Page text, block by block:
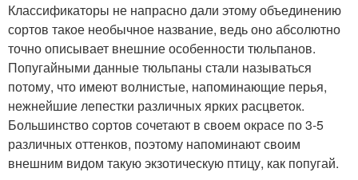
Классификаторы не напрасно дали этому объединению
сортов такое необычное название, ведь оно абсолютно
точно описывает внешние особенности тюльпанов.
Попугайными данные тюльпаны стали называться
потому, что имеют волнистые, напоминающие перья,
нежнейшие лепестки различных ярких расцветок.
Большинство сортов сочетают в своем окрасе по 3-5
различных оттенков, поэтому напоминают своим
внешним видом такую экзотическую птицу, как попугай.